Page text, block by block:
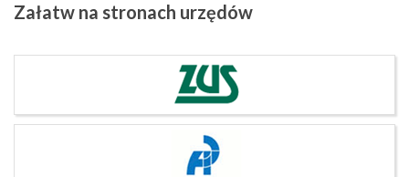
Załatw na stronach urzędów